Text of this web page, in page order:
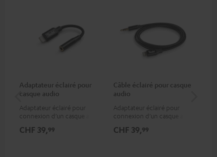
Adaptateur éclairé pour
casque audio
Adaptateur éclairé pour
connexion d’un casque audio
audio disposant d’une
CHF 39,99
Câble éclairé pour casque
audio
Adaptateur éclairé pour
connexion d’un casque audio
audio disposant d’une
CHF 39,99